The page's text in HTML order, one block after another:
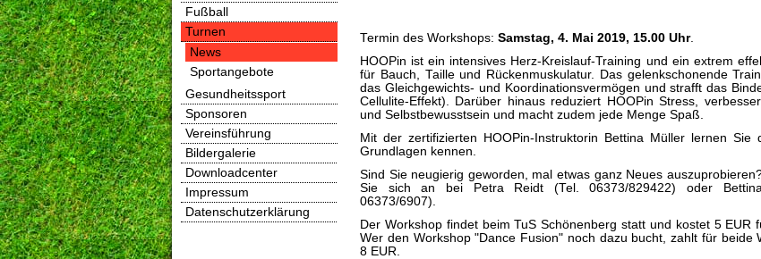
Fußball
Turnen
News
Sportangebote
Gesundheitssport
Sponsoren
Vereinsführung
Bildergalerie
Downloadcenter
Impressum
Datenschutzerklärung
Termin des Workshops: Samstag, 4. Mai 2019, 15.00 Uhr.
HOOPin ist ein intensives Herz-Kreislauf-Training und ein extrem
für Bauch, Taille und Rückenmuskulatur. Das gelenkschonende
das Gleichgewichts- und Koordinationsvermögen und strafft das
Cellulite-Effekt). Darüber hinaus reduziert HOOPin Stress,
und Selbstbewusstsein und macht zudem jede Menge Spaß.
Mit der zertifizierten HOOPin-Instruktorin Bettina Müller lernen Sie
Grundlagen kennen.
Sind Sie neugierig geworden, mal etwas ganz Neues
Sie sich an bei Petra Reidt (Tel. 06373/829422) oder
06373/6907).
Der Workshop findet beim TuS Schönenberg statt und kostet 5 EUR
Wer den Workshop "Dance Fusion" noch dazu bucht, zahlt für beide
8 EUR.